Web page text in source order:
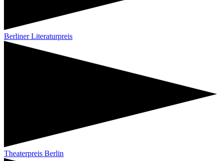
Berliner Literaturpreis
Theaterpreis Berlin